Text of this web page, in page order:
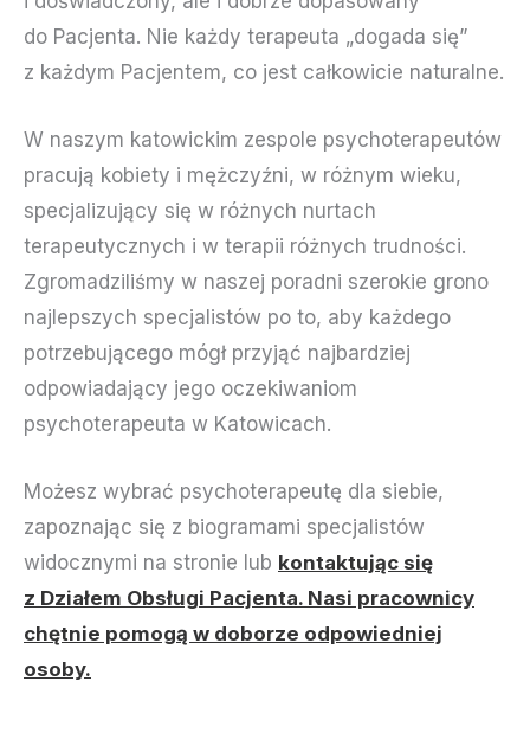
do Pacjenta. Nie każdy terapeuta „dogada się”
z każdym Pacjentem, co jest całkowicie naturalne.
W naszym katowickim zespole psychoterapeutów
pracują kobiety i mężczyźni, w różnym wieku,
specjalizujący się w różnych nurtach
terapeutycznych i w terapii różnych trudności.
Zgromadziliśmy w naszej poradni szerokie grono
najlepszych specjalistów po to, aby każdego
potrzebującego mógł przyjąć najbardziej
odpowiadający jego oczekiwaniom
psychoterapeuta w Katowicach.
Możesz wybrać psychoterapeutę dla siebie,
zapoznając się z biogramami specjalistów
widocznymi na stronie lub kontaktując się
z Działem Obsługi Pacjenta. Nasi pracownicy
chętnie pomogą w doborze odpowiedniej
osoby.